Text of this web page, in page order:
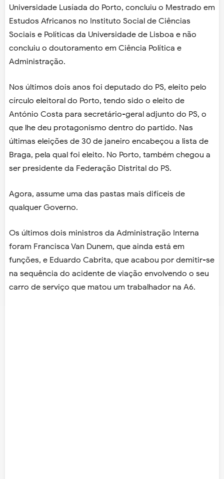
Universidade Lusíada do Porto, concluiu o Mestrado em
Estudos Africanos no Instituto Social de Ciências
Sociais e Políticas da Universidade de Lisboa e não
concluiu o doutoramento em Ciência Política e
Administração.
Nos últimos dois anos foi deputado do PS, eleito pelo
círculo eleitoral do Porto, tendo sido o eleito de
António Costa para secretário-geral adjunto do PS, o
que lhe deu protagonismo dentro do partido. Nas
últimas eleições de 30 de janeiro encabeçou a lista de
Braga, pela qual foi eleito. No Porto, também chegou a
ser presidente da Federação Distrital do PS.
Agora, assume uma das pastas mais difíceis de
qualquer Governo.
Os últimos dois ministros da Administração Interna
foram Francisca Van Dunem, que ainda está em
funções, e Eduardo Cabrita, que acabou por demitir-se
na sequência do acidente de viação envolvendo o seu
carro de serviço que matou um trabalhador na A6.